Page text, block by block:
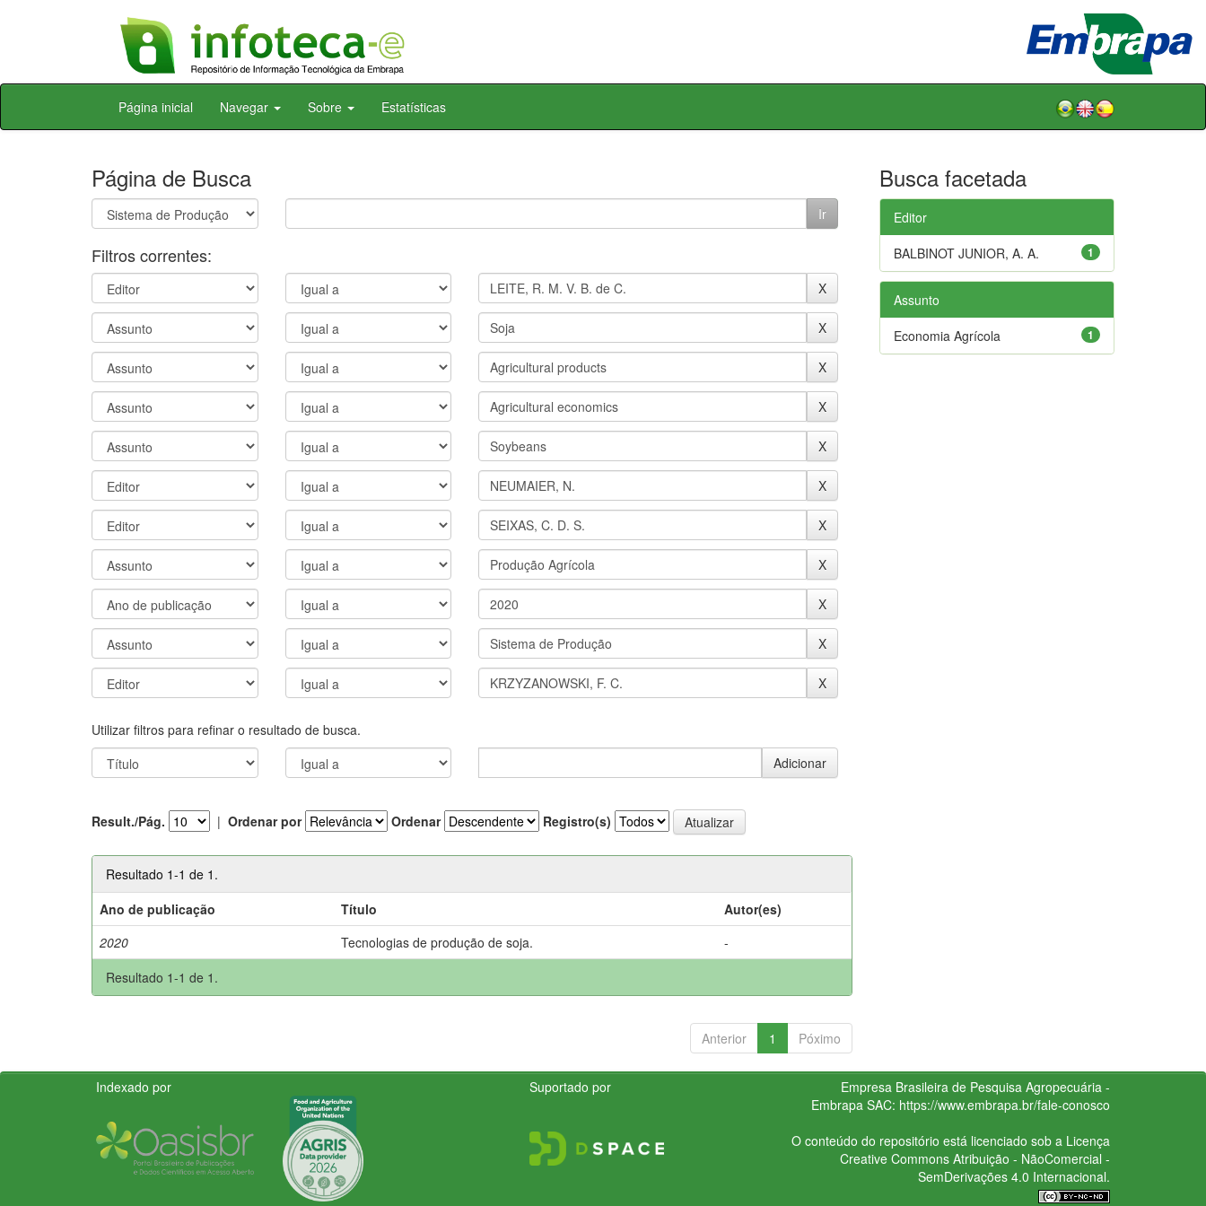
Skip
Página inicial Navegar Sobre Estatísticas
Página de Busca
Filtros correntes:
Utilizar filtros para refinar o resultado de busca.
Result./Pág. | Ordenar por Ordenar Registro(s)
Resultado 1-1 de 1.
Ano de publicação
Título
Autor(es)
2020
Tecnologias de produção de soja.
-
Resultado 1-1 de 1.
Anterior 1 Póximo
Busca facetada
Editor
1
BALBINOT JUNIOR, A. A.
Assunto
1
Economia Agrícola
Indexado por Suportado por
Empresa Brasileira de Pesquisa Agropecuária -
Embrapa SAC: https://www.embrapa.br/fale-conosco
O conteúdo do repositório está licenciado sob a Licença
Creative CommonsAtribuição - NãoComercial -
SemDerivações 4.0 Internacional.